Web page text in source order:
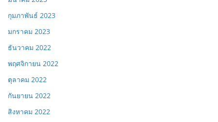
กุมภาพันธ์ 2023
มกราคม 2023
ธันวาคม 2022
พฤศจิกายน 2022
ตุลาคม 2022
กันยายน 2022
สิงหาคม 2022